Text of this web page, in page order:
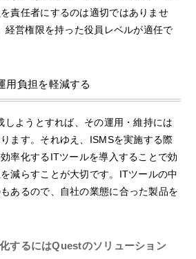
責任者にするのは適切ではありませ
経営権限を持った役員レベルが適任で
用負担を軽減する
しようとすれば、その運用・維持には
ます。それゆえ、ISMSを実施する際
率化するITツールを導入することで効
減らすことが大切です。ITツールの中
あるので、自社の業態に合った製品を
するにはQuestのソリューション